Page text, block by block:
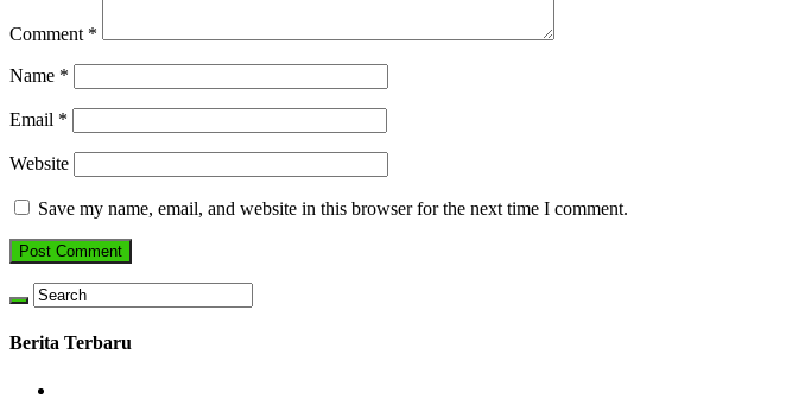
Comment *
Name *
Email *
Website
Save my name, email, and website in this browser for the next time I comment.
Berita Terbaru